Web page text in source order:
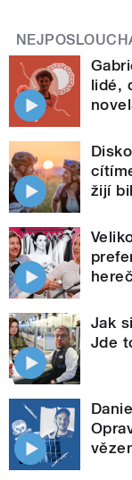
lidé,
žijí
Jak
Jde